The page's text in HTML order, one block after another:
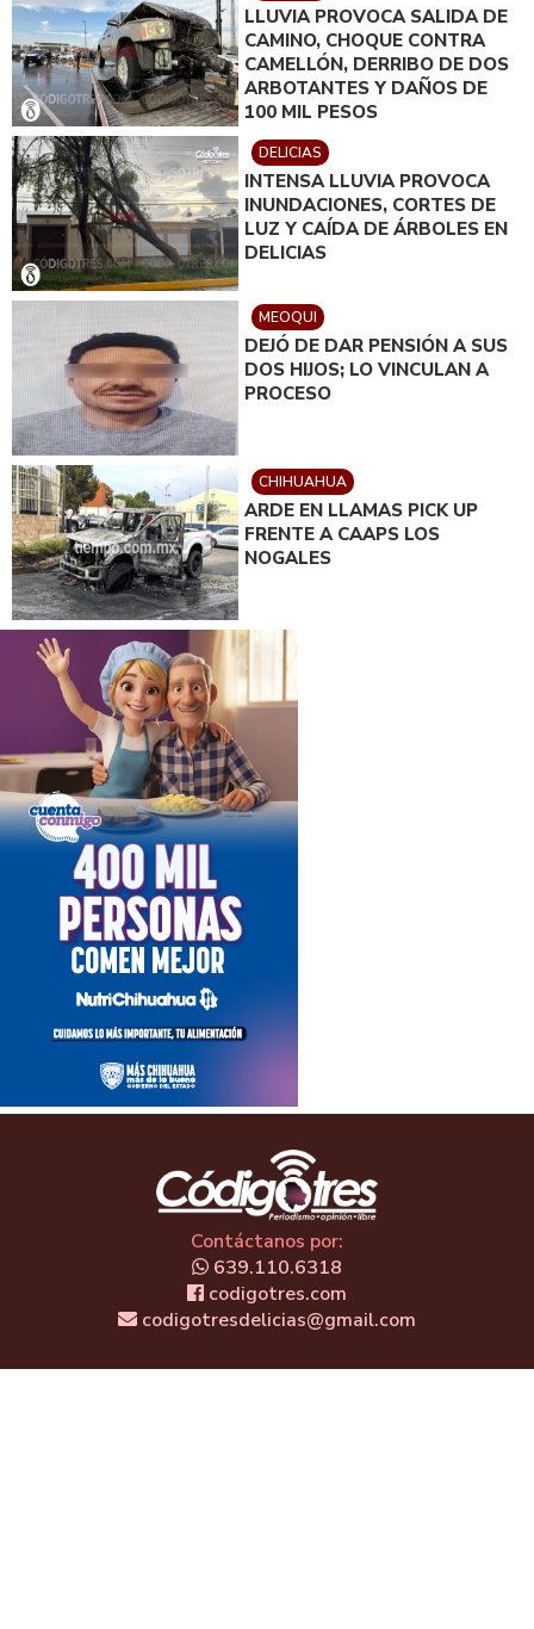
LLUVIA PROVOCA SALIDA DE
CAMINO, CHOQUE CONTRA
CAMELLÓN, DERRIBO DE DOS
ARBOTANTES Y DAÑOS DE
100 MIL PESOS
DELICIAS
INTENSA LLUVIA PROVOCA
INUNDACIONES, CORTES DE
LUZ Y CAÍDA DE ÁRBOLES EN
DELICIAS
MEOQUI
DEJÓ DE DAR PENSIÓN A SUS
DOS HIJOS; LO VINCULAN A
PROCESO
CHIHUAHUA
ARDE EN LLAMAS PICK UP
FRENTE A CAAPS LOS
NOGALES
Contáctanos por:
639.110.6318
codigotres.com
codigotresdelicias@gmail.com